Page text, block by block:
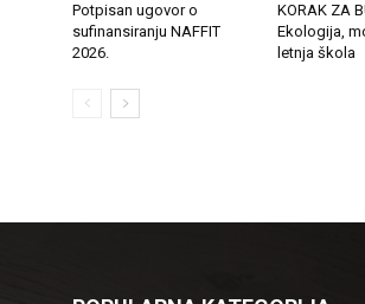
Potpisan ugovor o
sufinansiranju NAFFIT
2026.
KORAK ZA
Ekologija,
letnja škola